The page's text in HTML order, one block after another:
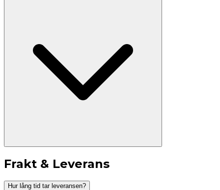
Frakt & Leverans
Hur lång tid tar leveransen?